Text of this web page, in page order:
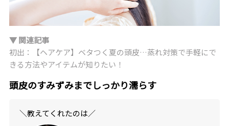
▼ 関連記事
初出：【ヘアケア】ベタつく夏の頭皮…蒸れ対策で手軽にで
きる方法やアイテムが知りたい！
頭皮のすみずみまでしっかり濡らす
＼教えてくれたのは／